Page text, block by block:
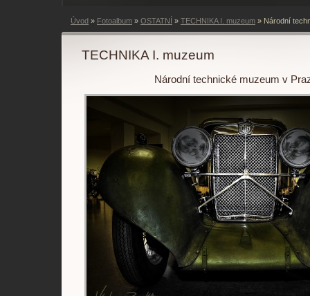
Úvod » Fotoalbum » OSTATNÍ » TECHNIKA I. muzeum » Národní
TECHNIKA I. muzeum
Národní technické muzeum v